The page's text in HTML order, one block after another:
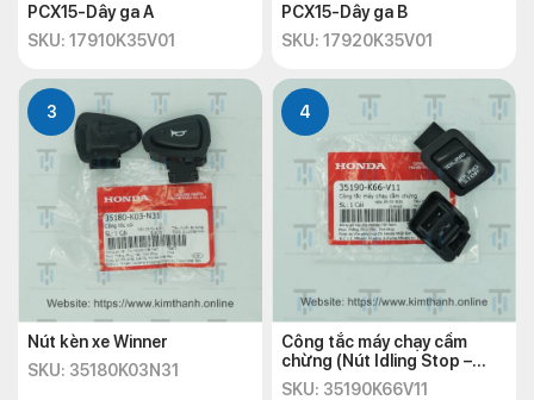
PCX15-Dây ga A
SKU: 17910K35V01
PCX15-Dây ga B
SKU: 17920K35V01
3
Nút kèn xe Winner
SKU: 35180K03N31
4
Công tắc máy chạy cầm
chừng (Nút Idling Stop –
K66) PCX 2010
SKU: 35190K66V11